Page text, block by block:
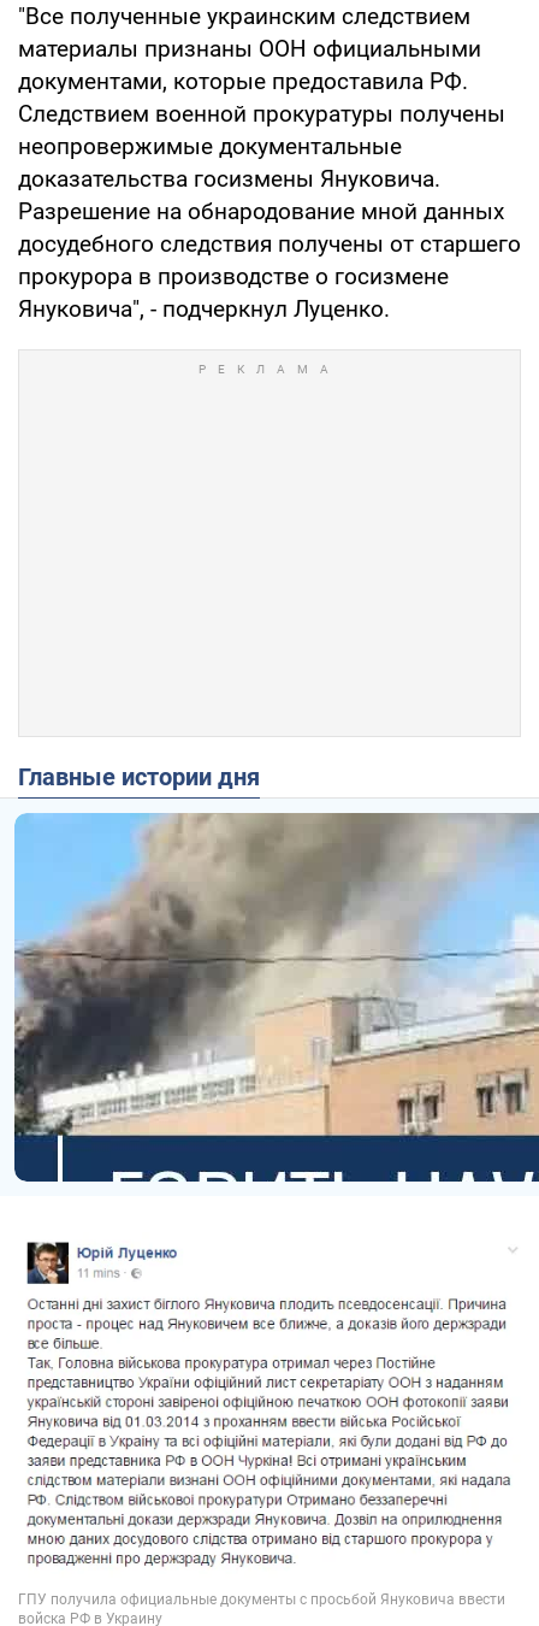
"Все полученные украинским следствием
материалы признаны ООН официальными
документами, которые предоставила РФ.
Следствием военной прокуратуры получены
неопровержимые документальные
доказательства госизмены Януковича.
Разрешение на обнародование мной данных
досудебного следствия получены от старшего
прокурора в производстве о госизмене
Януковича", - подчеркнул Луценко.
Главные истории дня